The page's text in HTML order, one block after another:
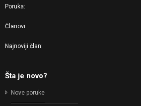
Poruka
Članovi
Najnoviji član
Šta je novo?
Nove poruke